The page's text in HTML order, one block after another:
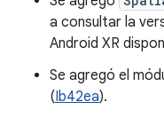
a consultar la
Android XR
Se agregó el
(Ib42ea).